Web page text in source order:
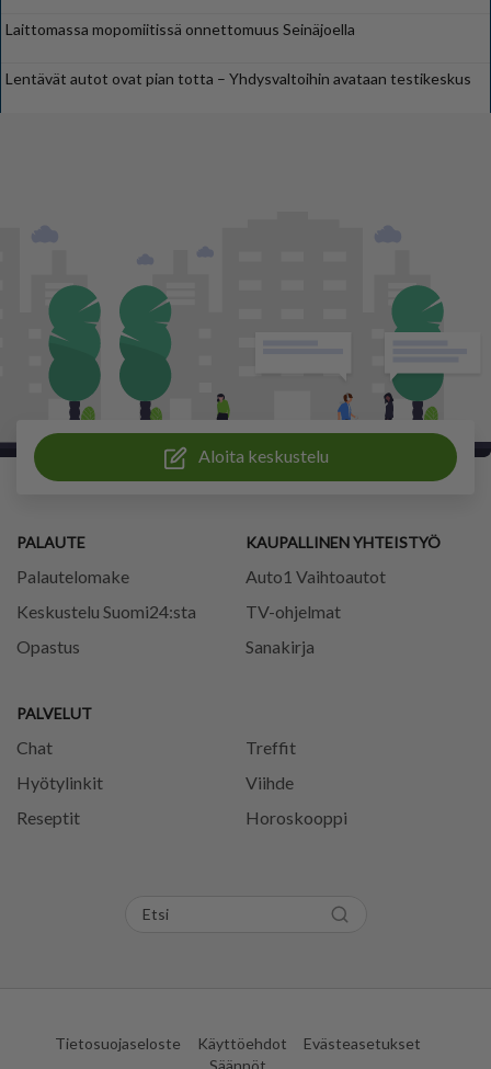
Laittomassa mopomiitissä onnettomuus Seinäjoella
Lentävät autot ovat pian totta – Yhdysvaltoihin avataan testikeskus
Aloita keskustelu
PALAUTE
Palautelomake
Keskustelu Suomi24:sta
Opastus
PALVELUT
Chat
Treffit
Hyötylinkit
Viihde
Reseptit
Horoskooppi
KAUPALLINEN YHTEISTYÖ
Auto1 Vaihtoautot
TV-ohjelmat
Sanakirja
Tietosuojaseloste Käyttöehdot
Evästeasetukset
Säännöt